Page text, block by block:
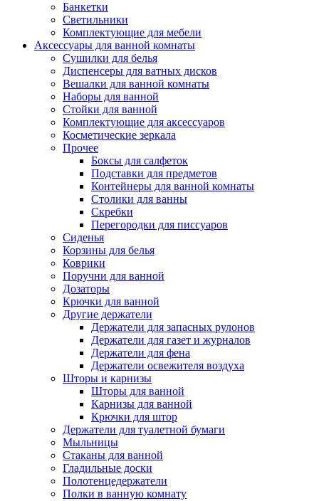
Банкетки
Светильники
Комплектующие для мебели
Аксессуары для ванной комнаты
Сушилки для белья
Диспенсеры для ватных дисков
Вешалки для ванной комнаты
Наборы для ванной
Стойки для ванной
Комплектующие для аксессуаров
Косметические зеркала
Прочее
Боксы для салфеток
Подставки для предметов
Контейнеры для ванной комнаты
Столики для ванны
Скребки
Перегородки для писсуаров
Сиденья
Корзины для белья
Коврики
Поручни для ванной
Дозаторы
Крючки для ванной
Другие держатели
Держатели для запасных рулонов
Держатели для газет и журналов
Держатели для фена
Держатели освежителя воздуха
Шторы и карнизы
Шторы для ванной
Карнизы для ванной
Крючки для штор
Держатели для туалетной бумаги
Мыльницы
Стаканы для ванной
Гладильные доски
Полотенцедержатели
Полки в ванную комнату